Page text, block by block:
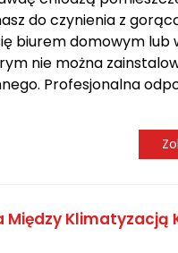
do czynienia z
biurem domowym lub
nie można
Profesjonalna
Między Klimatyzacją